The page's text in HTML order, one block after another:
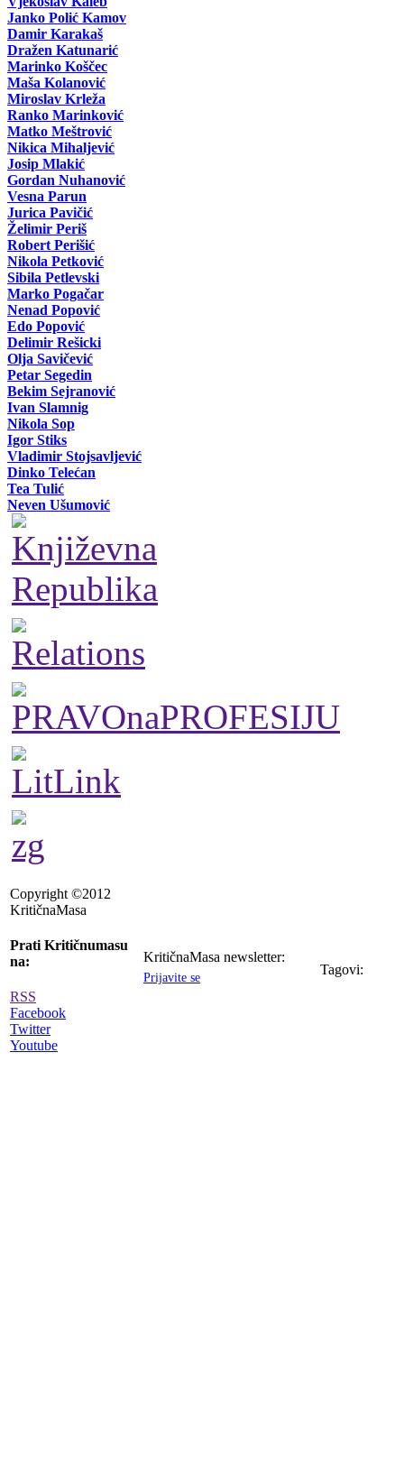
Janko Polić Kamov
Damir Karakaš
Dražen Katunarić
Marinko Koščec
Maša Kolanović
Miroslav Krleža
Ranko Marinković
Matko Meštrović
Nikica Mihaljević
Josip Mlakić
Gordan Nuhanović
Vesna Parun
Jurica Pavičić
Želimir Periš
Robert Perišić
Nikola Petković
Sibila Petlevski
Marko Pogačar
Nenad Popović
Edo Popović
Delimir Rešicki
Olja Savičević
Petar Segedin
Bekim Sejranović
Ivan Slamnig
Nikola Sop
Igor Stiks
Vladimir Stojsavljević
Dinko Telećan
Tea Tulić
Neven Ušumović
Copyright ©2012
KritičnaMasa
Prati Kritičnumasu
na:
RSS
Facebook
Twitter
Youtube
KritičnaMasa newsletter:
Prijavite se
Tagovi: